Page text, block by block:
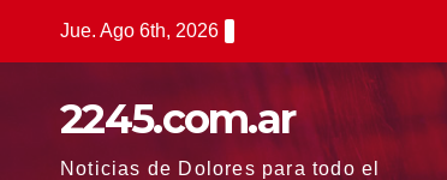
Jue. Ago 6th, 2026
2245.com.ar
Noticias de Dolores para todo el